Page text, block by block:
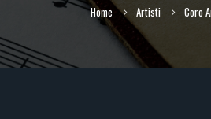
Home Artisti Coro